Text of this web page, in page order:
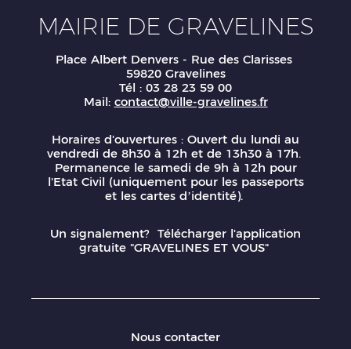
MAIRIE DE GRAVELINES
Place Albert Denvers - Rue des Clarisses
59820 Gravelines
Tél : 03 28 23 59 00
Mail: contact@ville-gravelines.fr
Horaires d'ouvertures : Ouvert du lundi au
vendredi de 8h30 à 12h et de 13h30 à 17h.
Permanence le samedi de 9h à 12h pour
l'Etat Civil (uniquement pour les passeports
et les cartes d’identité).
Un signalement? Télécharger l'application
gratuite "GRAVELINES ET VOUS"
Nous contacter